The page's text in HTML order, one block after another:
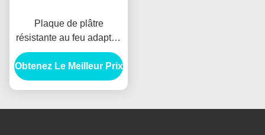
Plaque de plâtre
résistante au feu adaptée
aux besoins du client 4x8
pour des systèmes de
séparation de mur
Obtenez Le Meilleur Prix